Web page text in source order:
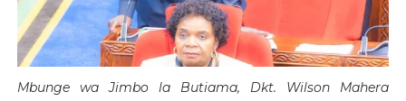
Mbunge wa Jimbo la Butiama, Dkt. Wilson Mahera